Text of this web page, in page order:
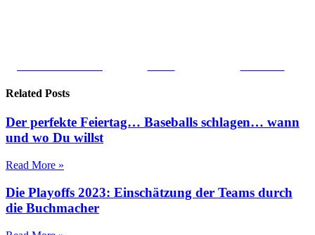
Related Posts
Der perfekte Feiertag… Baseballs schlagen… wann
und wo Du willst
Read More »
Die Playoffs 2023: Einschätzung der Teams durch
die Buchmacher